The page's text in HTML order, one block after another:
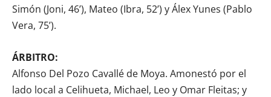
Simón (Joni, 46’), Mateo (Ibra, 52’) y Álex Yunes (Pablo
Vera, 75’).
ÁRBITRO:
Alfonso Del Pozo Cavallé de Moya. Amonestó por el
lado local a Celihueta, Michael, Leo y Omar Fleitas; y